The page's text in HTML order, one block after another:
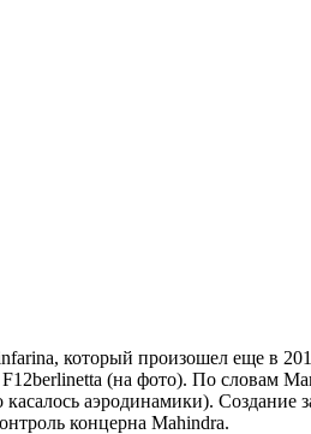
который произошел еще в
(на фото). По словам
аэродинамики).
концерна Mahindra.